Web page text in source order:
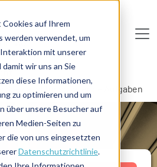
auf Ihrem
werden verwendet, um
mit unserer
wir uns an Sie
diese Informationen,
zu optimieren und um
über unsere Besucher auf
Medien-Seiten zu
die von uns eingesetzten
Datenschutzrichtlinie.
rimAG
Spezialist für schwierige Aufgaben